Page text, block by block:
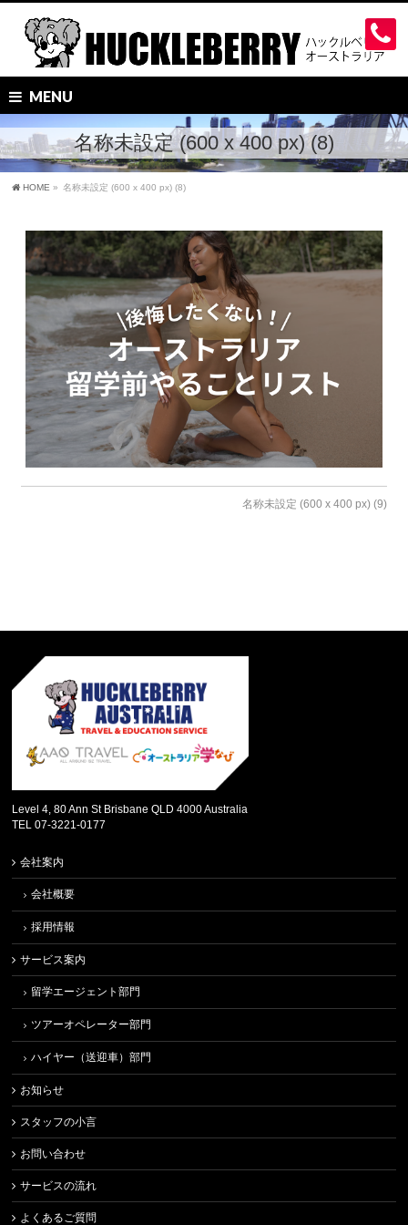
MENU
名称未設定 (600 x 400 px) (8)
HOME » 名称未設定 (600 x 400 px) (8)
名称未設定 (600 x 400 px) (9)
Level 4, 80 Ann St Brisbane QLD 4000 Australia
TEL 07-3221-0177
会社案内
会社概要
採用情報
サービス案内
留学エージェント部門
ツアーオペレーター部門
ハイヤー（送迎車）部門
お知らせ
スタッフの小言
お問い合わせ
サービスの流れ
よくあるご質問